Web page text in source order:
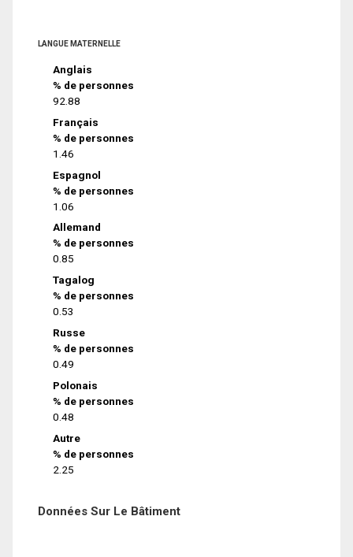
LANGUE MATERNELLE
Anglais
% de personnes
92.88
Français
% de personnes
1.46
Espagnol
% de personnes
1.06
Allemand
% de personnes
0.85
Tagalog
% de personnes
0.53
Russe
% de personnes
0.49
Polonais
% de personnes
0.48
Autre
% de personnes
2.25
Données Sur Le Bâtiment